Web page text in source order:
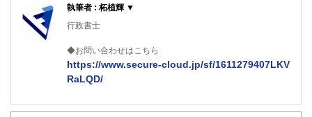
執筆者 : 柘植輝 ▼
行政書士
◆お問い合わせはこちら
https://www.secure-cloud.jp/sf/1611279407LKV
RaLQD/
２級ファイナンシャルプランナー